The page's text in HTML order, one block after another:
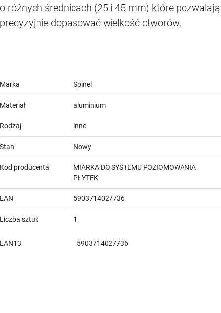
o różnych średnicach (25 i 45 mm) które pozwalają
precyzyjnie dopasować wielkość otworów.
Marka Spinel
Materiał aluminium
Rodzaj inne
Stan Nowy
Kod producenta
MIARKA DO SYSTEMU POZIOMOWANIA
PŁYTEK
EAN 5903714027736
Liczba sztuk 1
EAN13 5903714027736